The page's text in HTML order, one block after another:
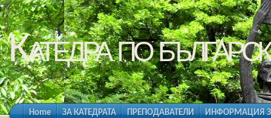
Катедра по
Home ЗА КАТЕДРАТА ПРЕПОДАВАТЕЛИ ИНФОРМАЦИЯ